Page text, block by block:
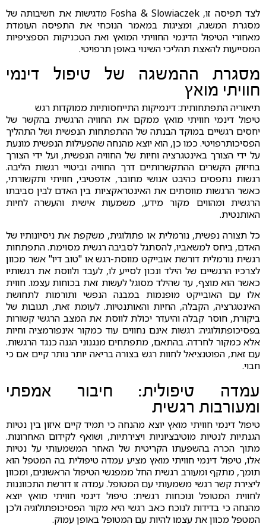
לצד תפיסה זו, Fosha & Slowiaczek מדגישות את חשיבותה של
מסגרת המשגה, ומציגות במאמר הנוכחי את התפיסה העומדת
מאחורי הטיפול הדינמי החוויתי המואץ ואת הטכניקות הספציפיות
המסייעות להאצת תהליכי השינוי באופן תרפויטי.
מסגרת ההמשגה של טיפול דינמי
חוויתי מואץ
תיאוריה התפתחותית: דינמיקות התייחסותיות ממוקדות רגש
טיפול דינמי חוויתי מואץ ממקם את החוויה הרגשית בהקשר של
יחסים רגשיים במוקד הבנתה של ההתפתחות הנפשית ושל התהליך
הפסיכותרפויטי. כמו כן, הוא יוצא מהנחה שהפעילות הנפשית מונעת
על ידי הצורך באינטגרציה וחיות של החוויה הנפשית, ועל ידי הצורך
בחיזוק הקשרים ההתקשרותיים דרך החוויה וביטויי רגשות הליבה.
רגשות נתפסים כהיבט אנושי מחובר, אדפטיבי, חוויתי ותקשורתי,
כאשר הרגשות מווסתים את האינטראקציות בין האדם לבין סביבתו
הרגשית ומהווים מקור מידע, משמעות אישית והעשרה לחיות
האותנטית.
כל תצורה נפשית, נורמלית או פתולוגית, משקפת את ניסיונותיו של
האדם, ביחס למשאביו, להסתגל לסביבה רגשית מסוימת. התפתחות
רגשית נורמלית דורשת אובייקט מווסת-רגש או "טוב דיו" אשר מכוון
לצרכיו הרגשיים של הילד ונכון לסייע לו, לעבד ולווסת את רגשותיו
כאשר הוא מוצף, עד שהילד מסוגל לעשות זאת בכוחות עצמו. חווית
אלו עם האובייקט מופנמות במבנה הנפשי ותורמות לתחושת
האינטגרציה, הקבלה, החיות והאותנטיות. לעומת זאת, תגובות של
ביקורת, חוסר קבלה והיעדר יכולת לווסת את המצב הרגשי קשורות
בפסיכופתולוגיה: רגשות אינם נחווים עוד כמקור אינפורמציה וחיות
אלא כמקור לחרדה. בהתאם, מתפתחים מנגנוני הגנה כנגד הרגשות.
עם זאת, הפוטנציאל לחוות רגש בצורה בריאה יותר נותר קיים אם כי
חבוי.
עמדה טיפולית: חיבור אמפתי
ומעורבות רגשית
טיפול דינמי חוויתי מואץ יוצא מהנחה כי תמיד קיים איזון בין נטיות
הגנתיות לנטיות מוטיבציוניות ויצירתיות, ושואף לקידום האחרונות.
מתוך הכרה בהשפעתו הקריטית של האחר המשמעותי על נטיות
אלו, טיפול דינמי חוויתי מואץ מציע עמדה טיפולית בה המטפל הוא
תומך, מתקף ומעורב רגשית החל ממפגשי הטיפול הראשונים, ומכוון
ליצירת קשר רגשי משמעותי עם המטופל. עמדה זו דורשת התכווננות
לחווית המטופל ונוכחות רגשית: טיפול דינמי חוויתי מואץ יוצא
מהנחה כי בדידות לנוכח כאב רגשי היא מקור הפסיכופתולוגיה ולכן
המטפל מכוון את עצמו להיות עם המטופל באופן עמוק.